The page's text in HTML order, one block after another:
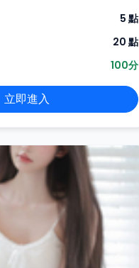
5 點
20 點
100分
立即進入